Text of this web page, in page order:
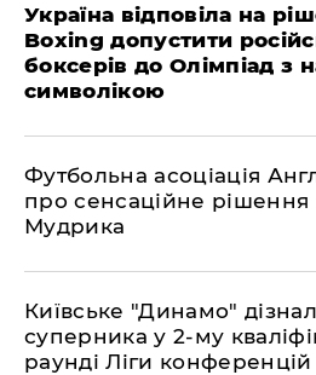
Україна відповіла на
Boxing допустити
боксерів до Олімпіад з
символікою
​Футбольна асоціація
про сенсаційне
Мудрика
Київське "Динамо"
суперника у 2-му
раунді Ліги